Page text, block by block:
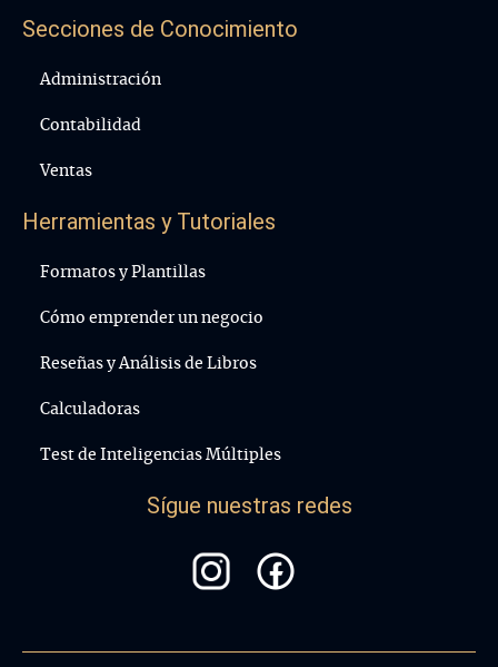
Secciones de Conocimiento
Administración
Contabilidad
Ventas
Herramientas y Tutoriales
Formatos y Plantillas
Cómo emprender un negocio
Reseñas y Análisis de Libros
Calculadoras
Test de Inteligencias Múltiples
Sígue nuestras redes